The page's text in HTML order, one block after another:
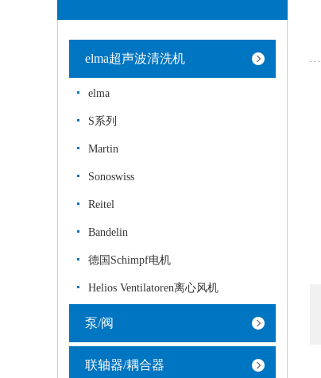
elma超声波清洗机
elma
S系列
Martin
Sonoswiss
Reitel
Bandelin
德国Schimpf电机
Helios Ventilatoren离心风机
泵/阀
联轴器/耦合器